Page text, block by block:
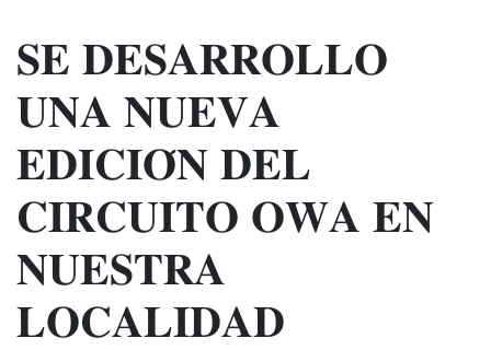
𝐒𝐄 𝐃𝐄𝐒𝐀𝐑𝐑𝐎𝐋𝐋𝐎̀
𝐔𝐍𝐀 𝐍𝐔𝐄𝐕𝐀
𝐄𝐃𝐈𝐂𝐈𝐎́𝐍 𝐃𝐄𝐋
𝐂𝐈𝐑𝐂𝐔𝐈𝐓𝐎 𝐎𝐖𝐀 𝐄𝐍
𝐍𝐔𝐄𝐒𝐓𝐑𝐀
𝐋𝐎𝐂𝐀𝐋𝐈𝐃𝐀𝐃